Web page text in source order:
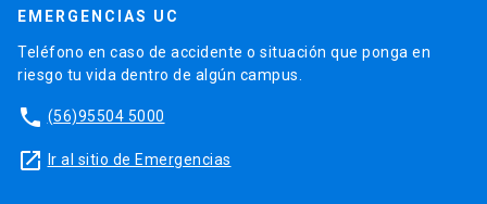
EMERGENCIAS UC
Teléfono en caso de accidente o situación que ponga en
riesgo tu vida dentro de algún campus.
phone (56)95504 5000
launch Ir al sitio de Emergencias